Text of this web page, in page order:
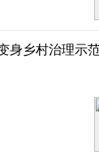
变身乡村治理示